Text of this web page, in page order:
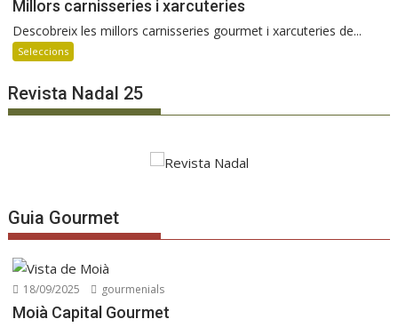
Millors carnisseries i xarcuteries
Descobreix les millors carnisseries gourmet i xarcuteries de...
Seleccions
Revista Nadal 25
Guia Gourmet
18/09/2025 gourmenials
Moià Capital Gourmet